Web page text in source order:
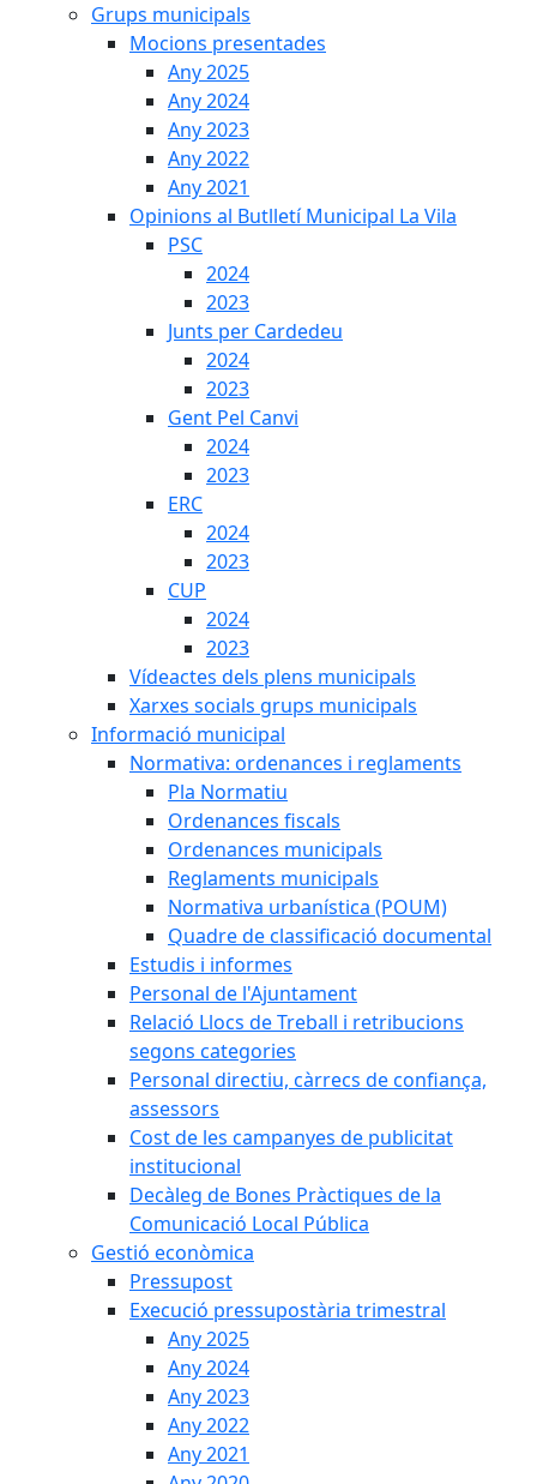
Grups municipals
Mocions presentades
Any 2025
Any 2024
Any 2023
Any 2022
Any 2021
Opinions al Butlletí Municipal La Vila
PSC
2024
2023
Junts per Cardedeu
2024
2023
Gent Pel Canvi
2024
2023
ERC
2024
2023
CUP
2024
2023
Vídeactes dels plens municipals
Xarxes socials grups municipals
Informació municipal
Normativa: ordenances i reglaments
Pla Normatiu
Ordenances fiscals
Ordenances municipals
Reglaments municipals
Normativa urbanística (POUM)
Quadre de classificació documental
Estudis i informes
Personal de l'Ajuntament
Relació Llocs de Treball i retribucions
segons categories
Personal directiu, càrrecs de confiança,
assessors
Cost de les campanyes de publicitat
institucional
Decàleg de Bones Pràctiques de la
Comunicació Local Pública
Gestió econòmica
Pressupost
Execució pressupostària trimestral
Any 2025
Any 2024
Any 2023
Any 2022
Any 2021